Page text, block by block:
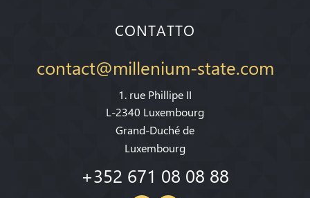
CONTATTO
contact@millenium-state.com
1. rue Phillipe II
L-2340 Luxembourg
Grand-Duché de
Luxembourg
+352 671 08 08 88